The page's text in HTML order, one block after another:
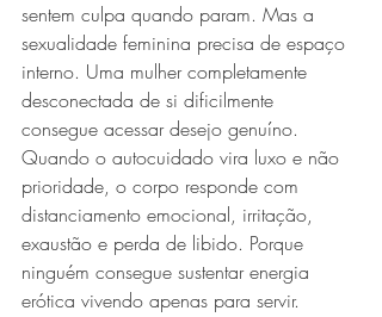
sentem culpa quando param. Mas a
sexualidade feminina precisa de espaço
interno. Uma mulher completamente
desconectada de si dificilmente
consegue acessar desejo genuíno.
Quando o autocuidado vira luxo e não
prioridade, o corpo responde com
distanciamento emocional, irritação,
exaustão e perda de libido. Porque
ninguém consegue sustentar energia
erótica vivendo apenas para servir.